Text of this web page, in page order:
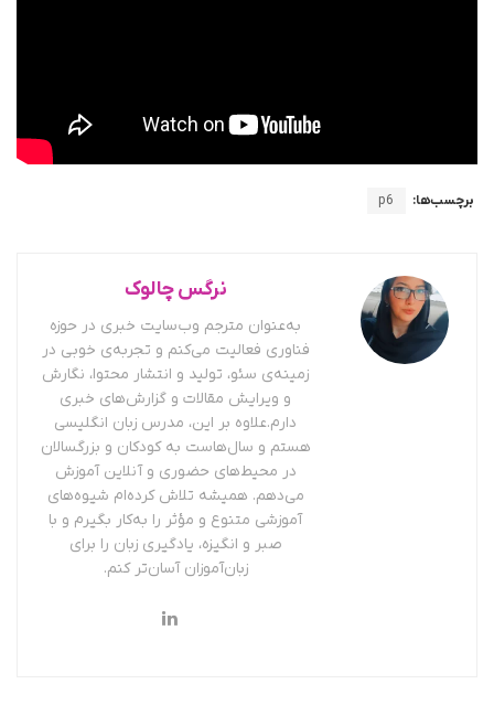
برچسب‌ها: p6
نرگس چالوک
به‌عنوان مترجم وب‌سایت خبری در حوزه
فناوری فعالیت می‌کنم و تجربه‌ی خوبی در
زمینه‌ی سئو، تولید و انتشار محتوا، نگارش
و ویرایش مقالات و گزارش‌های خبری
دارم.علاوه بر این، مدرس زبان انگلیسی
هستم و سال‌هاست به کودکان و بزرگسالان
در محیط‌های حضوری و آنلاین آموزش
می‌دهم. همیشه تلاش کرده‌ام شیوه‌های
آموزشی متنوع و مؤثر را به‌کار بگیرم و با
صبر و انگیزه، یادگیری زبان را برای
زبان‌آموزان آسان‌تر کنم.